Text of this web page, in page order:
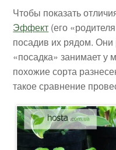
Чтобы показать
Эффект (его
посадив их рядом. Они
«посадка» занимает у
похожие сорта
такое сравнение